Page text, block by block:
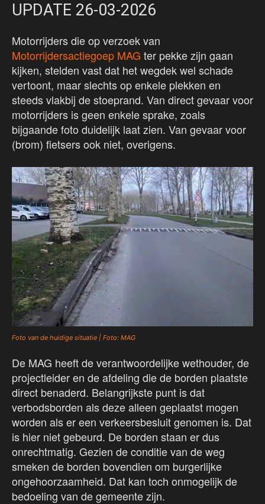
UPDATE 26-03-2026
Motorrijders die op verzoek van
Motorrijdersactiegoep MAG ter pekke zijn gaan
kijken, stelden vast dat het wegdek wel schade
vertoont, maar slechts op enkele plekken en
steeds vlakbij de stoeprand. Van direct gevaar voor
motorrijders is geen enkele sprake, zoals
bijgaande foto duidelijk laat zien. Van gevaar voor
(brom) fietsers ook niet, overigens.
Foto van de huidige situatie | Foto: MAG
De MAG heeft de verantwoordelijke wethouder, de
projectleider en de afdeling die de borden plaatste
direct benaderd. Belangrijkste punt is dat
verbodsborden als deze alleen geplaatst mogen
worden als er een verkeersbesluit genomen is. Dat
is hier niet gebeurd. De borden staan er dus
onrechtmatig. Gezien de conditie van de weg
smeken de borden bovendien om burgerlijke
ongehoorzaamheid. Dat kan toch onmogelijk de
bedoeling van de gemeente zijn.